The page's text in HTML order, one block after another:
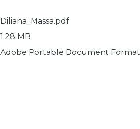
Diliana_Massa.pdf
1.28 MB
Adobe Portable Document Format